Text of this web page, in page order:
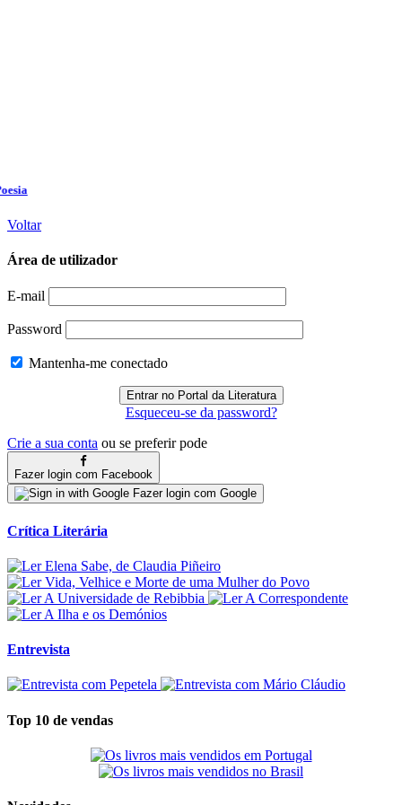
Voltar
Área de utilizador
E-mail
Password
Mantenha-me conectado
Esqueceu-se da password?
Crie a sua conta ou se preferir pode
Fazer login com Facebook
Fazer login com Google
Crítica Literária
Entrevista
Top 10 de vendas